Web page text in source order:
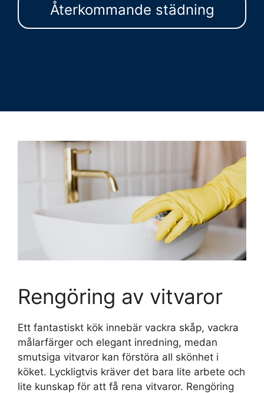
Återkommande städning
Rengöring av vitvaror
Ett fantastiskt kök innebär vackra skåp, vackra
målarfärger och elegant inredning, medan
smutsiga vitvaror kan förstöra all skönhet i
köket. Lyckligtvis kräver det bara lite arbete och
lite kunskap för att få rena vitvaror. Rengöring